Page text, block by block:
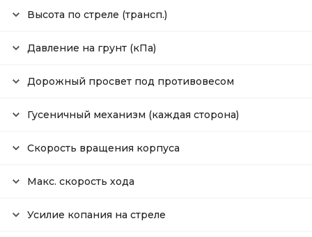
Высота по стреле (трансп.)
Давление на грунт (кПа)
Дорожный просвет под противовесом
Гусеничный механизм (каждая сторона)
Скорость вращения корпуса
Макс. скорость хода
Усилие копания на стреле